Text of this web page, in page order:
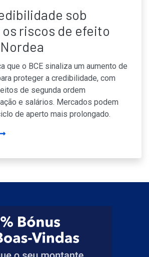
sob
riscos de efeito
que o BCE sinaliza um aumento de
proteger a credibilidade, com
de segunda ordem
e salários. Mercados podem
de aperto mais prolongado.